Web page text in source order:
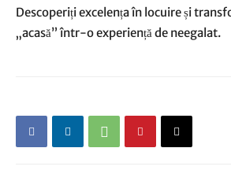
Descoperiți excelența în locuire și
„acasă” într-o experiență de neegalat.